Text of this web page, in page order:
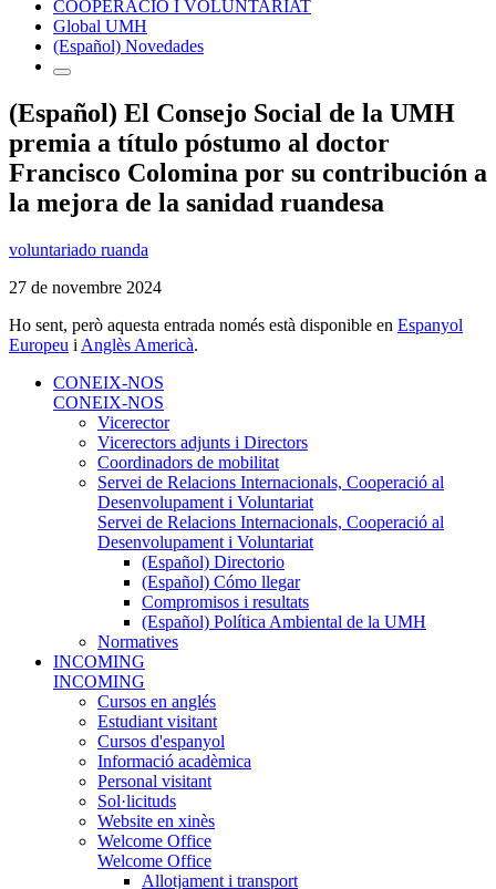
COOPERACIÓ I VOLUNTARIAT
Global UMH
(Español) Novedades
(Español) El Consejo Social de la UMH
premia a título póstumo al doctor
Francisco Colomina por su contribución a
la mejora de la sanidad ruandesa
voluntariado ruanda
27 de novembre 2024
Ho sent, però aquesta entrada només està disponible en Espanyol
Europeu i Anglès Americà.
CONEIX-NOS
CONEIX-NOS
Vicerector
Vicerectors adjunts i Directors
Coordinadors de mobilitat
Servei de Relacions Internacionals, Cooperació al
Desenvolupament i Voluntariat
Servei de Relacions Internacionals, Cooperació al
Desenvolupament i Voluntariat
(Español) Directorio
(Español) Cómo llegar
Compromisos i resultats
(Español) Política Ambiental de la UMH
Normatives
INCOMING
INCOMING
Cursos en anglés
Estudiant visitant
Cursos d'espanyol
Informació acadèmica
Personal visitant
Sol·licituds
Website en xinès
Welcome Office
Welcome Office
Allotjament i transport